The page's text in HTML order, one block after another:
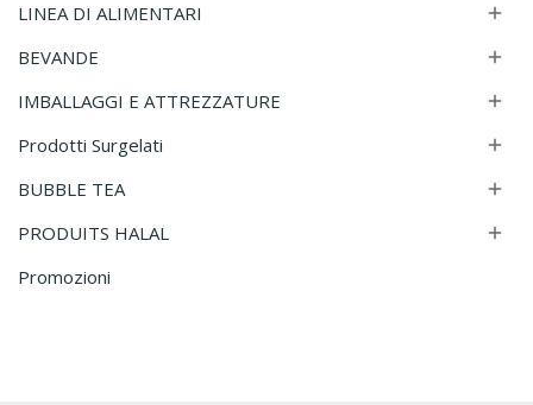
LINEA DI ALIMENTARI 
BEVANDE 
IMBALLAGGI E ATTREZZATURE 
Prodotti Surgelati 
BUBBLE TEA 
PRODUITS HALAL 
Promozioni